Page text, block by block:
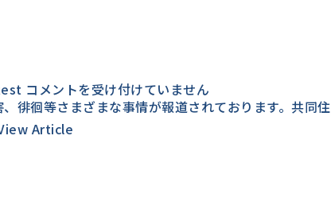
ま
も
る
ん
る
コメントを受け付けていません
徘徊等さまざまな事情が報道されております。共同
Article